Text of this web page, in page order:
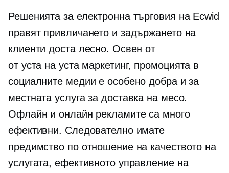
Решенията за електронна търговия на Ecwid
правят привличането и задържането на
клиенти доста лесно. Освен от
от уста на устамаркетинг, промоцията в
социалните медии е особено добра и за
местната услуга за доставка на месо.
Офлайн и онлайн рекламите са много
ефективни. Следователно имате
предимство по отношение на качеството на
услугата, ефективното управление на